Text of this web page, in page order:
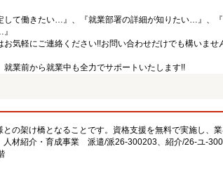
して働きたい…』、『就業部署の詳細が知りたい…』、
気軽にご連絡ください!!お問い合わせだけでも構いませ
業前から就業中も全力でサポートいたします!!
の架け橋となることです。資格支援を無料で実施し、
人材紹介・育成事業 派遣/派26-300203、紹介/26-ユ-